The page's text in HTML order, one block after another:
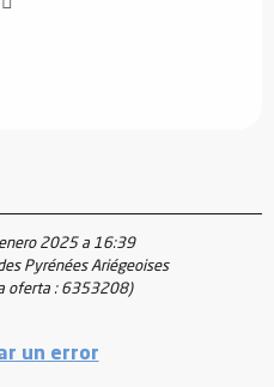
2025 a 16:39
Pyrénées Ariégeoises
oferta : 6353208)
un error